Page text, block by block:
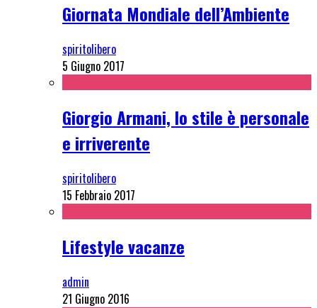
Giornata Mondiale dell’Ambiente
spiritolibero
5 Giugno 2017
Giorgio Armani, lo stile è personale
e irriverente
spiritolibero
15 Febbraio 2017
Lifestyle vacanze
admin
21 Giugno 2016